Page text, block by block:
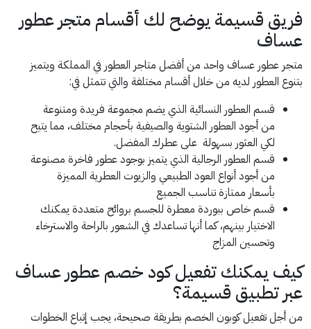
فريق قسيمة يوضح لك أقسام متجر عطور
عساف
متجر عطور عساف واحد من أفضل متاجر العطور في المملكة ويتميز
بتنوع العطور لديه من خلال أقسام مختلفة والتي تتمثل في:
قسم العطور النسائية الذي يضم مجموعة فريدة ومتنوعة
من أجود العطور الشتوية والصيفية بأحجام مختلف، مما يتيح
لكي العثور بسهولة على عطرك المفضل.
قسم العطور الرجالية الذي يتميز بوجود عطور فاخرة مصنوعة
من أجود أنواع العود الطبيعي والزيوت العطرية المميزة
بأسعار ممتازة تناسب الجميع
قسم خاص ببوردة معطرة للجسم بروائح متعددة يمكنك
الاختيار بينهم، كما أنها تساعدك في الشعور بالراحة والاسترخاء
وتحسين المزاج
كيف يمكنك تفعيل كود خصم عطور عساف
عبر تطبيق قسيمة؟
من أجل تفعيل كوبون الخصم بطريقة صحيحة، يجب إتباع الخطوات